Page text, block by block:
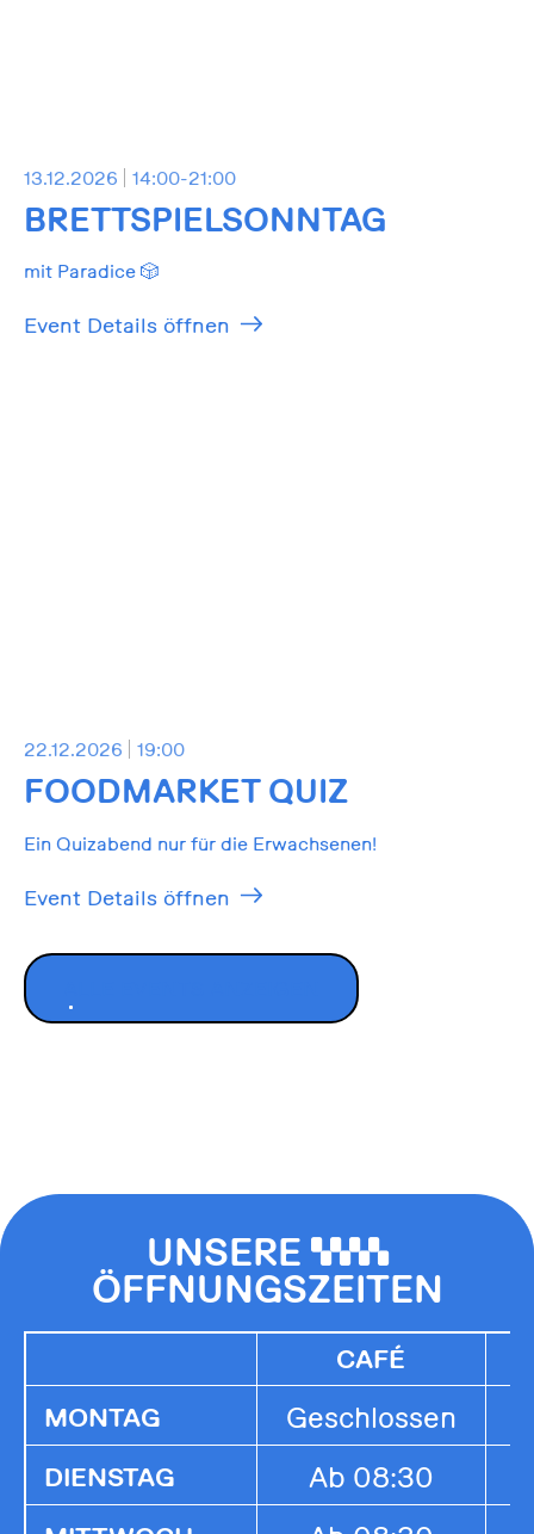
13.12.2026 14:00-21:00
BRETTSPIELSONNTAG
mit Paradice 🎲
Event Details öffnen
22.12.2026 19:00
FOODMARKET QUIZ
Ein Quizabend nur für die Erwachsenen!
Event Details öffnen
UNSERE 0000
ÖFFNUNGSZEITEN
CAFÉ
MONTAG Geschlossen
DIENSTAG Ab 08:30